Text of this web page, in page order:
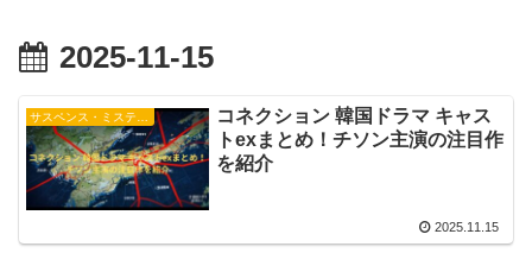
2025-11-15
コネクション 韓国ドラマ キャス
トexまとめ！チソン主演の注目作
を紹介
2025.11.15